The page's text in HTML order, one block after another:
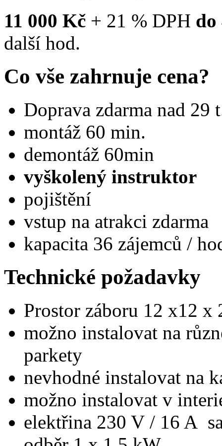
11 000 Kč + 21 % DPH do
další hod.
Co vše zahrnuje cena?
Doprava zdarma nad 29
montáž 60 min.
demontáž 60min
vyškolený instruktor
pojištění
vstup na atrakci zdarma
kapacita 36 zájemců /
Technické požadavky
Prostor záboru 12 x12 x
možno instalovat na
parkety
nevhodné instalovat na
možno instalovat v
elektřina 230 V / 16 A